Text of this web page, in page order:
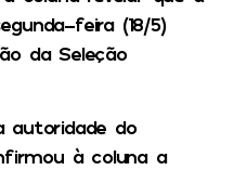
feira (18/5)
da Seleção
autoridade do
à coluna a